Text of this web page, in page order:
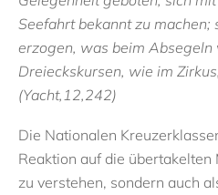
Seefahrt bekannt zu machen;
erzogen, was beim
Dreieckskursen, wie im
(Yacht,12,242)
Die Nationalen
Reaktion auf die
zu verstehen, sondern auch